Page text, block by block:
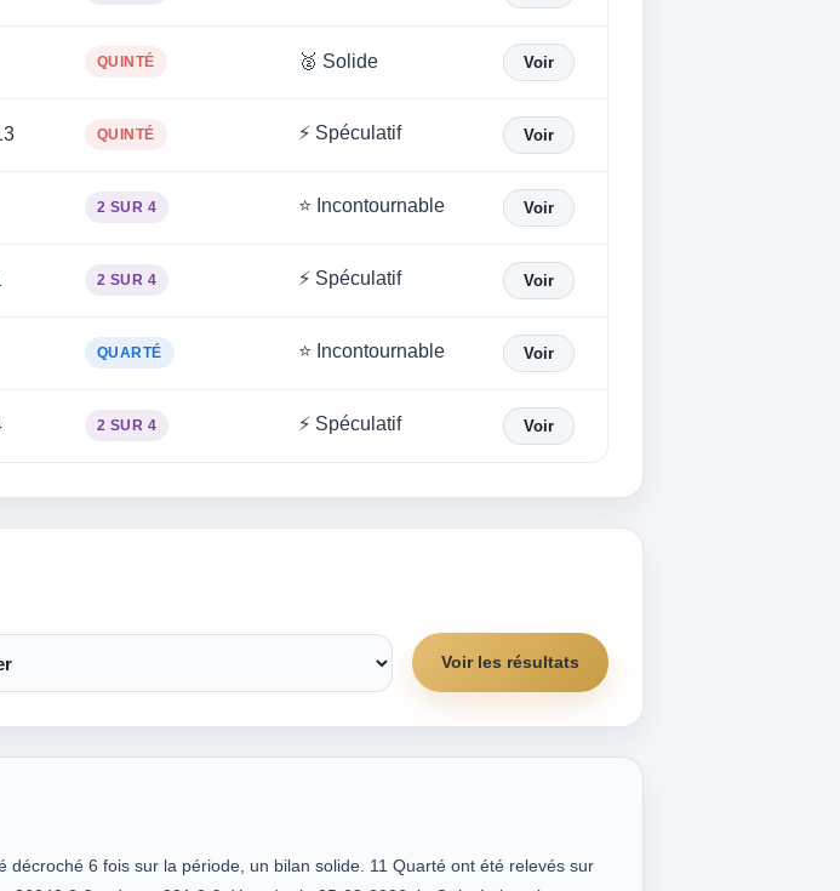
QUINTÉ 🥈 Solide Voir
QUINTÉ ⚡ Spéculatif Voir
2 SUR 4 ⭐ Incontournable Voir
2 SUR 4 ⚡ Spéculatif Voir
QUARTÉ ⭐ Incontournable Voir
2 SUR 4 ⚡ Spéculatif Voir
Voir les résultats
6 fois sur la période, un bilan solide. 11 Quarté ont été relevés sur